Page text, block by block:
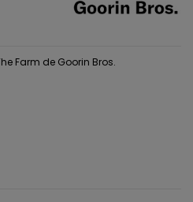
Farm de Goorin Bros.